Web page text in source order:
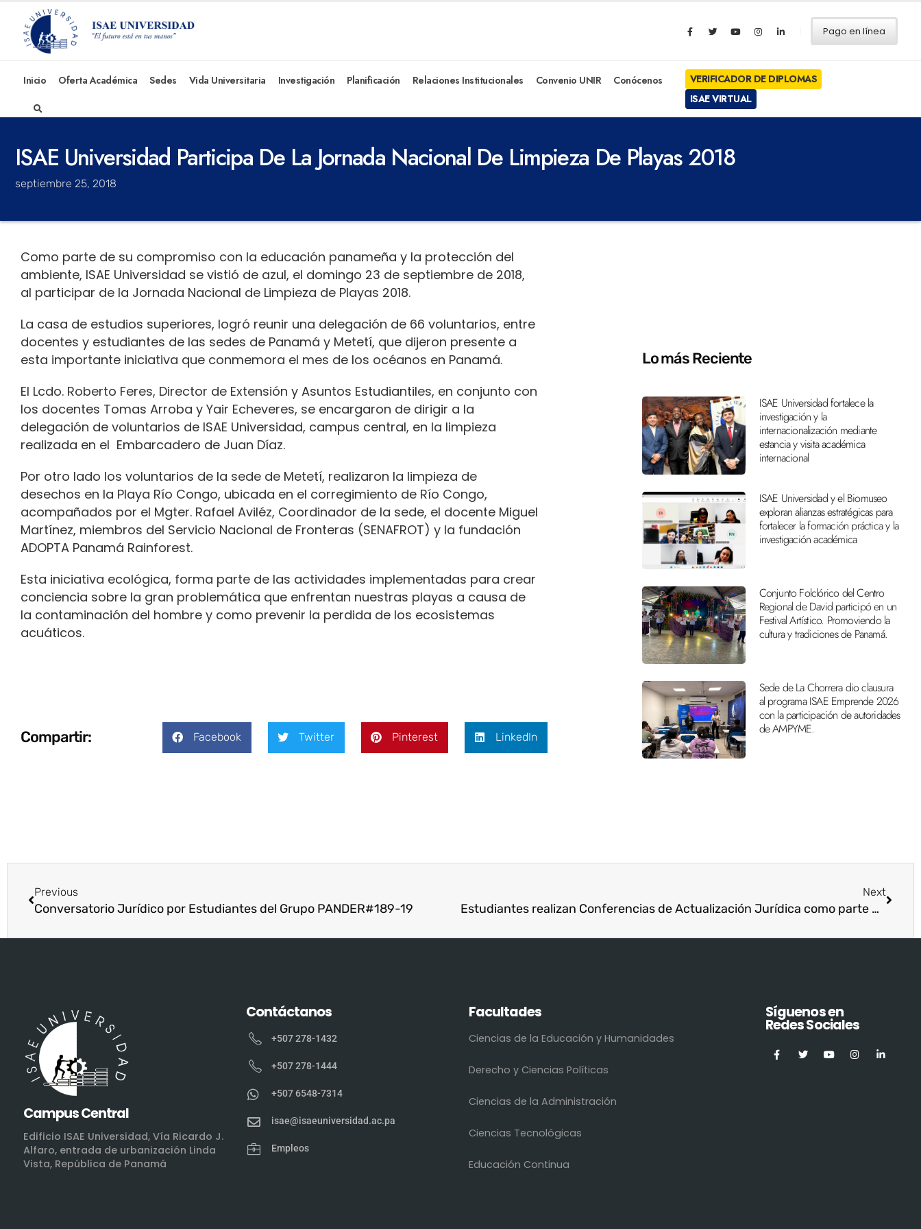
Pago en línea
Inicio Oferta Académica Sedes Vida Universitaria Investigación Planificación Relaciones Institucionales Convenio UNIR Conócenos
VERIFICADOR DE DIPLOMAS
ISAE VIRTUAL
ISAE Universidad Participa De La Jornada Nacional De Limpieza De Playas 2018
septiembre 25, 2018
Como parte de su compromiso con la educación panameña y la protección del
ambiente, ISAE Universidad se vistió de azul, el domingo 23 de septiembre de 2018,
al participar de la Jornada Nacional de Limpieza de Playas 2018.
La casa de estudios superiores, logró reunir una delegación de 66 voluntarios, entre
docentes y estudiantes de las sedes de Panamá y Metetí, que dijeron presente a
esta importante iniciativa que conmemora el mes de los océanos en Panamá.
El Lcdo. Roberto Feres, Director de Extensión y Asuntos Estudiantiles, en conjunto con
los docentes Tomas Arroba y Yair Echeveres, se encargaron de dirigir a la
delegación de voluntarios de ISAE Universidad, campus central, en la limpieza
realizada en el Embarcadero de Juan Díaz.
Por otro lado los voluntarios de la sede de Metetí, realizaron la limpieza de
desechos en la Playa Río Congo, ubicada en el corregimiento de Río Congo,
acompañados por el Mgter. Rafael Aviléz, Coordinador de la sede, el docente Miguel
Martínez, miembros del Servicio Nacional de Fronteras (SENAFROT) y la fundación
ADOPTA Panamá Rainforest.
Esta iniciativa ecológica, forma parte de las actividades implementadas para crear
conciencia sobre la gran problemática que enfrentan nuestras playas a causa de
la contaminación del hombre y como prevenir la perdida de los ecosistemas
acuáticos.
Compartir: Facebook Twitter Pinterest LinkedIn
Lo más Reciente
ISAE Universidad fortalece la
investigación y la
internacionalización mediante
estancia y visita académica
internacional
ISAE Universidad y el Biomuseo
exploran alianzas estratégicas para
fortalecer la formación práctica y la
investigación académica
Conjunto Folclórico del Centro
Regional de David participó en un
Festival Artístico. Promoviendo la
cultura y tradiciones de Panamá.
Sede de La Chorrera dio clausura
al programa ISAE Emprende 2026
con la participación de autoridades
de AMPYME.
Previous
Conversatorio Jurídico por Estudiantes del Grupo PANDER#189-19
Next
Estudiantes realizan Conferencias de Actualización Jurídica como parte de su proyecto de servicio social
Campus Central
Edificio ISAE Universidad, Vía Ricardo J.
Alfaro, entrada de urbanización Linda
Vista, República de Panamá
Contáctanos
+507 278-1432
+507 278-1444
+507 6548-7314
isae@isaeuniversidad.ac.pa
Empleos
Facultades
Ciencias de la Educación y Humanidades
Derecho y Ciencias Políticas
Ciencias de la Administración
Ciencias Tecnológicas
Educación Continua
Síguenos en
Redes Sociales